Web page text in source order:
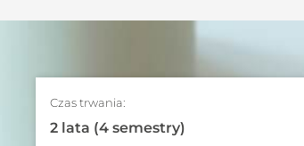
Czas trwania:
2 lata (4 semestry)